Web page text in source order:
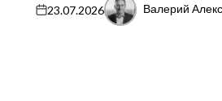
on
23.07.2026
Запись
Валерий